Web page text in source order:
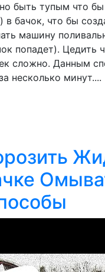
быть тупым что бы
в бачок, что бы
машину
попадет). Цедить
сложно. Данным
несколько минут....